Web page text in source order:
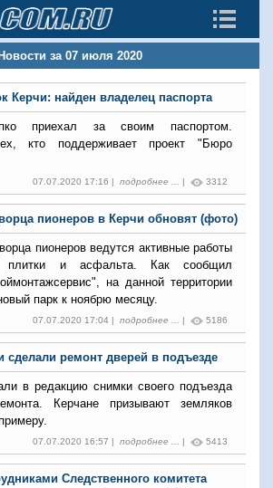
Новости за 07 июля 2020
Керчи: найден владелец паспорта
приехал за своим паспортом.
кто поддерживает проект "Бюро
07.07.2020 17:16 | подробнее ... | 3312
пионеров в Керчи обновят (фото)
пионеров ведутся активные работы
плитки и асфальта. Как сообщил
на данной территории
парк к ноябрю месяцу.
07.07.2020 17:04 | подробнее ... | 5186
сделали ремонт дверей в подъезде
в редакцию снимки своего подъезда
Керчане призывают земляков
07.07.2020 16:57 | подробнее ... | 5413
Следственного комитета